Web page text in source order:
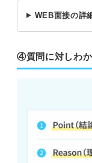
WEB面接の詳
④質問に対しわ